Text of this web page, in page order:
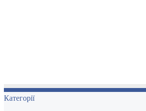
Категорії